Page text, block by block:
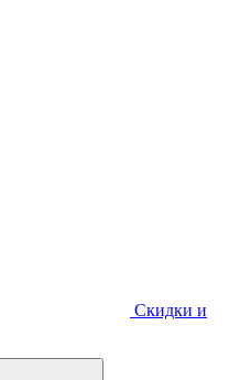
Скидки и